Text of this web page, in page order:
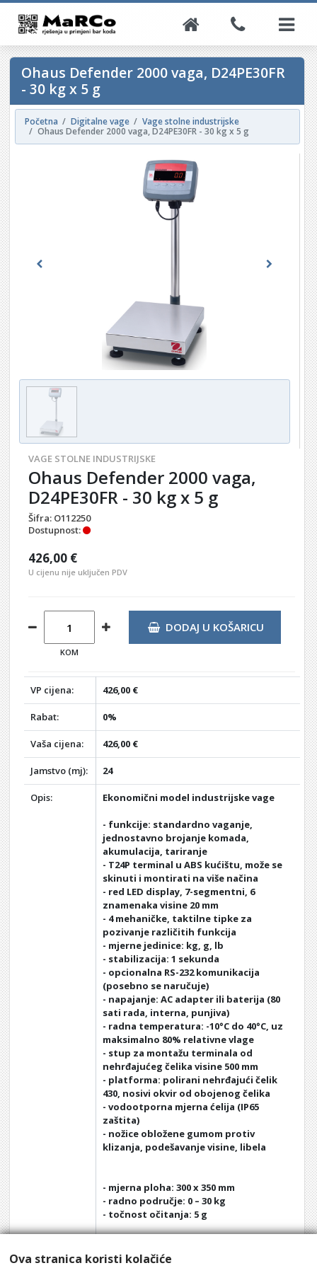
Ohaus Defender 2000 vaga, D24PE30FR
- 30 kg x 5 g
Početna Digitalne vage
Vage stolne industrijske
Ohaus Defender 2000 vaga, D24PE30FR - 30 kg x 5 g
Previous Next
VAGE STOLNE INDUSTRIJSKE
Ohaus Defender 2000 vaga,
D24PE30FR - 30 kg x 5 g
Šifra: O112250
Dostupnost:
426,00 €
U cijenu nije uključen PDV
KOM
DODAJ U KOŠARICU
VP cijena: 426,00 €
Rabat: 0%
Vaša cijena: 426,00 €
Jamstvo (mj): 24
Opis: Ekonomični model industrijske vage
- funkcije: standardno vaganje,
jednostavno brojanje komada,
akumulacija, tariranje
- T24P terminal u ABS kućištu, može se
skinuti i montirati na više načina
- red LED display, 7-segmentni, 6
znamenaka visine 20 mm
- 4 mehaničke, taktilne tipke za
pozivanje različitih funkcija
- mjerne jedinice: kg, g, lb
- stabilizacija: 1 sekunda
- opcionalna RS-232 komunikacija
(posebno se naručuje)
- napajanje: AC adapter ili baterija (80
sati rada, interna, punjiva)
- radna temperatura: -10°C do 40°C, uz
maksimalno 80% relativne vlage
- stup za montažu terminala od
nehrđajućeg čelika visine 500 mm
- platforma: polirani nehrđajući čelik
430, nosivi okvir od obojenog čelika
- vodootporna mjerna ćelija (IP65
zaštita)
- nožice obložene gumom protiv
klizanja, podešavanje visine, libela
- mjerna ploha: 300 x 350 mm
- radno područje: 0 – 30 kg
- točnost očitanja: 5 g
Vaga se ne ovjerava - ne može se
Ova stranica koristi kolačiće